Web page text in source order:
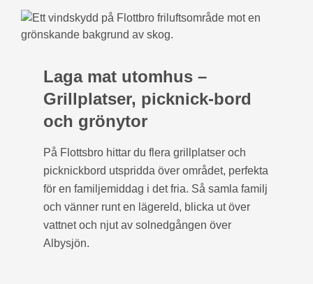
Laga mat utomhus –
Grillplatser, picknick-bord
och grönytor
På Flottsbro hittar du flera grillplatser och
picknickbord utspridda över området, perfekta
för en familjemiddag i det fria. Så samla familj
och vänner runt en lägereld, blicka ut över
vattnet och njut av solnedgången över
Albysjön.